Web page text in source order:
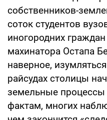
собственников-
соток студентов
иногородних
махинатора Остапа
наверное,
райсудах столицы
земельные процессы
фактам, многих